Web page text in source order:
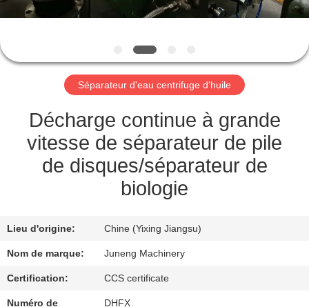
VISITE
L'USINE
CONTRÔLE
QUALITÉ
CONTACTER
NOUVELLES
Séparateur d'eau centrifuge d'huile
Décharge continue à grande
vitesse de séparateur de pile
de disques/séparateur de
biologie
Lieu d'origine: Chine (Yixing Jiangsu)
Nom de marque: Juneng Machinery
Certification: CCS certificate
Numéro de
DHFX